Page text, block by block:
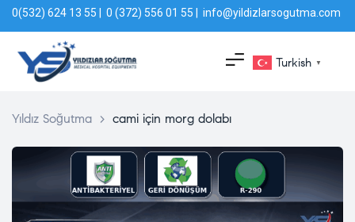
0(532) 624 13 55 | 0 (372) 556 01 55 | info@yildizlarsogutma.com
Turkish ▼
Yıldız Soğutma > cami için morg dolabı